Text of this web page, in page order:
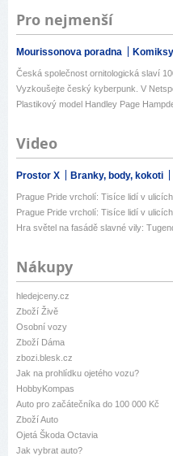
Pro nejmenší
Mourissonova poradna Komiksy
Česká společnost ornitologická slaví
Vyzkoušejte český kyberpunk. V
Plastikový model Handley Page
Video
Prostor X Branky, body, kokoti
Prague Pride vrcholí: Tisíce lidí v
Prague Pride vrcholí: Tisíce lidí v
Hra světel na fasádě slavné vily:
Nákupy
hledejceny.cz
Zboží Živě
Osobní vozy
Zboží Dáma
zbozi.blesk.cz
Jak na prohlídku ojetého vozu?
HobbyKompas
Auto pro začátečníka do 100 000 Kč
Zboží Auto
Ojetá Škoda Octavia
Jak vybrat auto?